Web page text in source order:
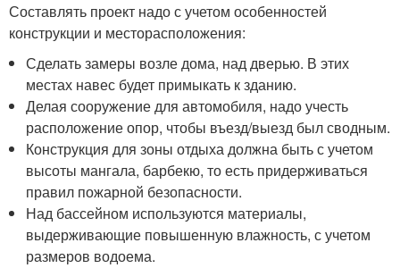
Составлять проект надо с учетом особенностей
конструкции и месторасположения:
Сделать замеры возле дома, над дверью. В этих
местах навес будет примыкать к зданию.
Делая сооружение для автомобиля, надо учесть
расположение опор, чтобы въезд/выезд был сводным.
Конструкция для зоны отдыха должна быть с учетом
высоты мангала, барбекю, то есть придерживаться
правил пожарной безопасности.
Над бассейном используются материалы,
выдерживающие повышенную влажность, с учетом
размеров водоема.